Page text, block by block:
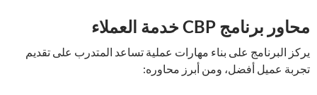
محاور برنامج CBP خدمة العملاء
يركز البرنامج على بناء مهارات عملية تساعد المتدرب على تقديم
تجربة عميل أفضل، ومن أبرز محاوره: